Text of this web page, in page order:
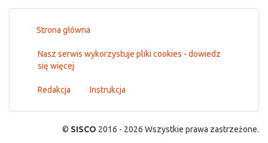
Strona główna
Nasz serwis wykorzystuje pliki cookies - dowiedz
się więcej
Redakcja Instrukcja
© SISCO 2016 - 2026 Wszystkie prawa zastrzeżone.